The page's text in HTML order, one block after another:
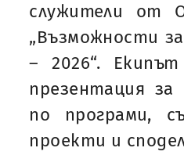
служители от
„Възможности
– 2026“.
презентация
по програми,
проекти и